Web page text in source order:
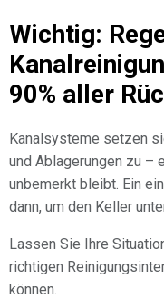
Wichtig:
90% aller
Kanalsysteme setzen
und Ablagerungen zu –
unbemerkt bleibt. Ein
dann, um den Keller
Lassen Sie Ihre
richtigen
können.